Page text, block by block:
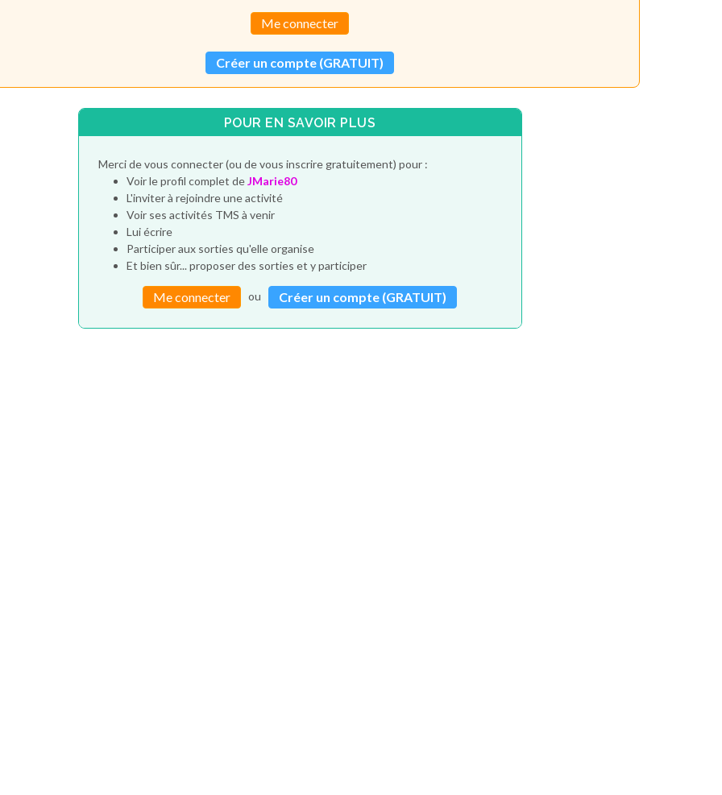
Me connecter
Créer un compte (GRATUIT)
POUR EN SAVOIR PLUS
Merci de vous connecter (ou de vous inscrire gratuitement) pour :
Voir le profil complet deJMarie80
L'inviter à rejoindre une activité
Voir ses activités TMS à venir
Lui écrire
Participer aux sorties qu'elle organise
Et bien sûr... proposer des sorties et y participer
Me connecter ou Créer un compte (GRATUIT)